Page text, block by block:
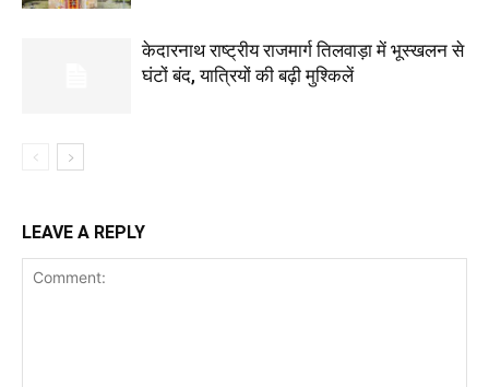
केदारनाथ राष्ट्रीय राजमार्ग तिलवाड़ा में भूस्खलन से
घंटों बंद, यात्रियों की बढ़ी मुश्किलें
LEAVE A REPLY